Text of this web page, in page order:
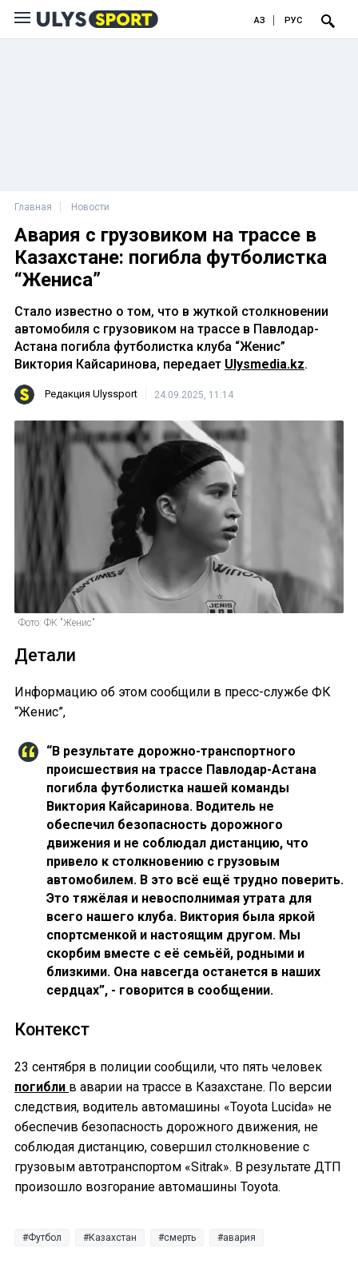
ҚАЗ РУС
Главная Новости
Авария с грузовиком на трассе в
Казахстане: погибла футболистка
“Жениса”
Стало известно о том, что в жуткой столкновении
автомобиля с грузовиком на трассе в Павлодар-
Астана погибла футболистка клуба “Женис”
Виктория Кайсаринова, передает Ulysmedia.kz.
Редакция Ulyssport 24.09.2025, 11:14
Фото: ФК "Женис"
Детали
Информацию об этом сообщили в пресс-службе ФК
“Женис”,
“В результате дорожно-транспортного
происшествия на трассе Павлодар-Астана
погибла футболистка нашей команды
Виктория Кайсаринова. Водитель не
обеспечил безопасность дорожного
движения и не соблюдал дистанцию, что
привело к столкновению с грузовым
автомобилем. В это всё ещё трудно поверить.
Это тяжёлая и невосполнимая утрата для
всего нашего клуба. Виктория была яркой
спортсменкой и настоящим другом. Мы
скорбим вместе с её семьёй, родными и
близкими. Она навсегда останется в наших
сердцах”, - говорится в сообщении.
Контекст
23 сентября в полиции сообщили, что пять человек
погибли в аварии на трассе в Казахстане. По версии
следствия, водитель автомашины «Toyota Lucida» не
обеспечив безопасность дорожного движения, не
соблюдая дистанцию, совершил столкновение с
грузовым автотранспортом «Sitrak». В результате ДТП
произошло возгорание автомашины Toyota.
Футбол Казахстан смерть авария